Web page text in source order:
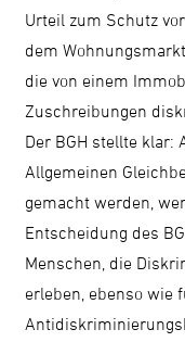
Urteil zum Schutz
dem
die von einem
Zuschreibungen
Der BGH stellte klar:
Allgemeinen
gemacht werden,
Entscheidung des
Menschen, die
erleben, ebenso wie